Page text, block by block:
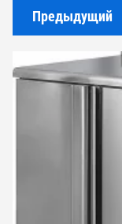
Предыдущий